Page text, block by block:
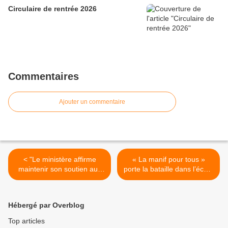
Circulaire de rentrée 2026
Commentaires
Ajouter un commentaire
< "Le ministère affirme
maintenir son soutien aux
mouvements
« La manif pour tous »
porte la bataille dans l’école
(Café pédagogique) >
Hébergé par Overblog
Top articles